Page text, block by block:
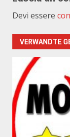
Devi essere
VERWANDTE